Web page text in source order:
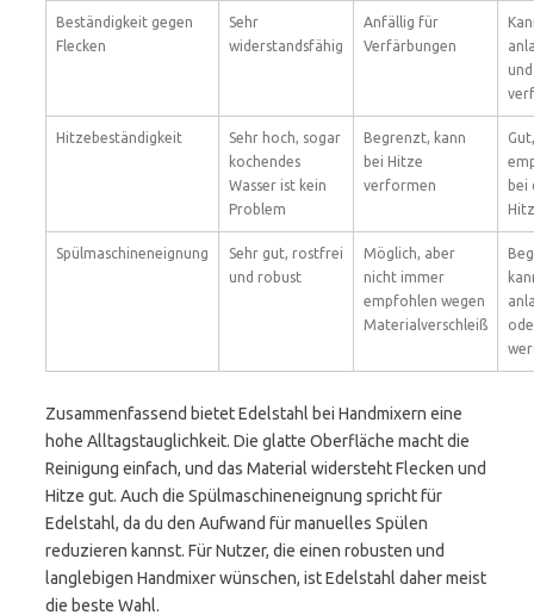
Beständigkeit gegen
Flecken
Sehr
widerstandsfähig
Anfällig für
Verfärbungen
und
Hitzebeständigkeit
Sehr hoch, sogar
kochendes
Wasser ist kein
Problem
Begrenzt, kann
bei Hitze
verformen
bei
Spülmaschineneignung
Sehr gut, rostfrei
und robust
Möglich, aber
nicht immer
empfohlen wegen
Materialverschleiß
Zusammenfassend bietet Edelstahl bei Handmixern eine
hohe Alltagstauglichkeit. Die glatte Oberfläche macht die
Reinigung einfach, und das Material widersteht Flecken und
Hitze gut. Auch die Spülmaschineneignung spricht für
Edelstahl, da du den Aufwand für manuelles Spülen
reduzieren kannst. Für Nutzer, die einen robusten und
langlebigen Handmixer wünschen, ist Edelstahl daher meist
die beste Wahl.